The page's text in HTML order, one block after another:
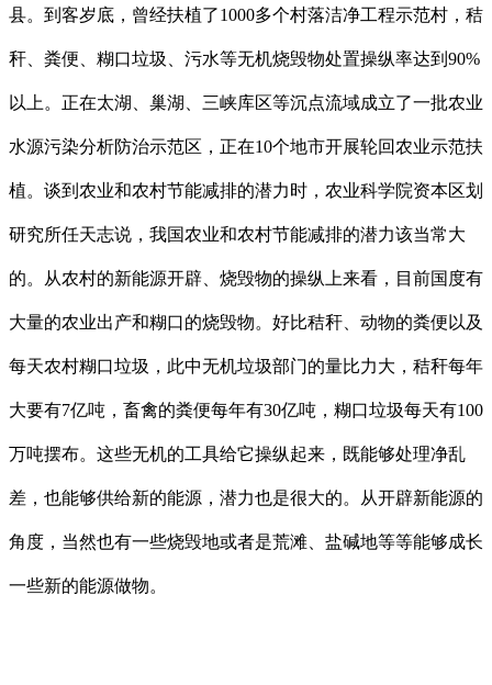
县。到客岁底，曾经扶植了1000多个村落洁净工程示范村，秸
秆、粪便、糊口垃圾、污水等无机烧毁物处置操纵率达到90%
以上。正在太湖、巢湖、三峡库区等沉点流域成立了一批农业
水源污染分析防治示范区，正在10个地市开展轮回农业示范扶
植。谈到农业和农村节能减排的潜力时，农业科学院资本区划
研究所任天志说，我国农业和农村节能减排的潜力该当常大
的。从农村的新能源开辟、烧毁物的操纵上来看，目前国度有
大量的农业出产和糊口的烧毁物。好比秸秆、动物的粪便以及
每天农村糊口垃圾，此中无机垃圾部门的量比力大，秸秆每年
大要有7亿吨，畜禽的粪便每年有30亿吨，糊口垃圾每天有100
万吨摆布。这些无机的工具给它操纵起来，既能够处理净乱
差，也能够供给新的能源，潜力也是很大的。从开辟新能源的
角度，当然也有一些烧毁地或者是荒滩、盐碱地等等能够成长
一些新的能源做物。